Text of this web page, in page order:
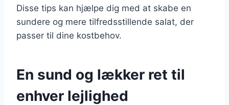
Disse tips kan hjælpe dig med at skabe en
sundere og mere tilfredsstillende salat, der
passer til dine kostbehov.
En sund og lækker ret til
enhver lejlighed